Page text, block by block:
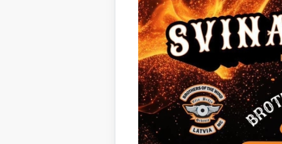
Lejupielādēt:
Investīciju plāns
Lejupielādēt:
Investīciju plāns
Lejupielādēt:
Investīciju plāns